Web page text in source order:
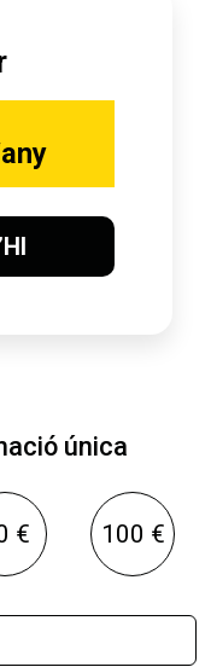
única
€ 100 €